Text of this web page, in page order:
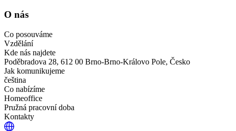
O nás
Co posouváme
Vzdělání
Kde nás najdete
Poděbradova 28, 612 00 Brno-Brno-Královo Pole, Česko
Jak komunikujeme
čeština
Co nabízíme
Homeoffice
Pružná pracovní doba
Kontakty